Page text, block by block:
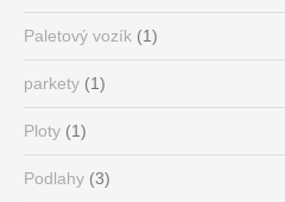
Paletový vozík (1)
parkety (1)
Ploty (1)
Podlahy (3)